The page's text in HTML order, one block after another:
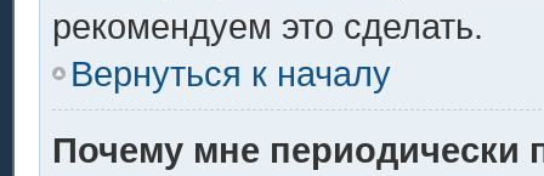
рекомендуем это сделать.
Вернуться к началу
Почему мне периодически